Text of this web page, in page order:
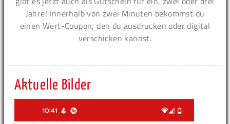
Jahre! Innerhalb von zwei Minuten bekommst du
einen Wert-Coupon, den du ausdrucken oder digital
verschicken kannst.
Aktuelle Bilder